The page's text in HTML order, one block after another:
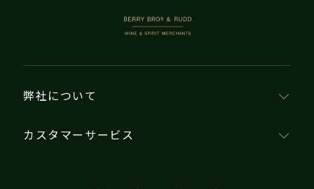
BERRY BROS. & RUDD
弊社について
カスタマーサービス